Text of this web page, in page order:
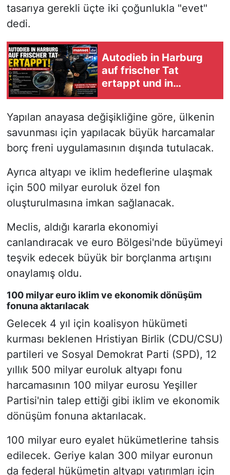
tasarıya gerekli üçte iki çoğunlukla "evet"
dedi.
Autodieb in Harburg
auf frischer Tat
ertappt und in
Untersuchungshaft
Yapılan anayasa değişikliğine göre, ülkenin
savunması için yapılacak büyük harcamalar
borç freni uygulamasının dışında tutulacak.
Ayrıca altyapı ve iklim hedeflerine ulaşmak
için 500 milyar euroluk özel fon
oluşturulmasına imkan sağlanacak.
Meclis, aldığı kararla ekonomiyi
canlandıracak ve euro Bölgesi'nde büyümeyi
teşvik edecek büyük bir borçlanma artışını
onaylamış oldu.
100 milyar euro iklim ve ekonomik dönüşüm
fonuna aktarılacak
Gelecek 4 yıl için koalisyon hükümeti
kurması beklenen Hristiyan Birlik (CDU/CSU)
partileri ve Sosyal Demokrat Parti (SPD), 12
yıllık 500 milyar euroluk altyapı fonu
harcamasının 100 milyar eurosu Yeşiller
Partisi'nin talep ettiği gibi iklim ve ekonomik
dönüşüm fonuna aktarılacak.
100 milyar euro eyalet hükümetlerine tahsis
edilecek. Geriye kalan 300 milyar euronun
da federal hükümetin altyapı yatırımları için